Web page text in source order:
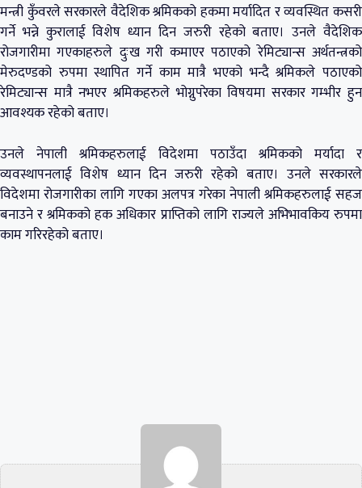
मन्त्री कुँवरले सरकारले वैदेशिक श्रमिकको हकमा मर्यादित र व्यवस्थित कसरी
गर्ने भन्ने कुरालाई विशेष ध्यान दिन जरुरी रहेको बताए। उनले वैदेशिक
रोजगारीमा गएकाहरुले दुःख गरी कमाएर पठाएको रेमिट्यान्स अर्थतन्त्रको
मेरुदण्डको रुपमा स्थापित गर्ने काम मात्रै भएको भन्दै श्रमिकले पठाएको
रेमिट्यान्स मात्रै नभएर श्रमिकहरुले भोग्नुपरेका विषयमा सरकार गम्भीर हुन
आवश्यक रहेको बताए।
उनले नेपाली श्रमिकहरुलाई विदेशमा पठाउँदा श्रमिकको मर्यादा र
व्यवस्थापनलाई विशेष ध्यान दिन जरुरी रहेको बताए। उनले सरकारले
विदेशमा रोजगारीका लागि गएका अलपत्र गरेका नेपाली श्रमिकहरुलाई सहज
बनाउने र श्रमिकको हक अधिकार प्राप्तिको लागि राज्यले अभिभावकिय रुपमा
काम गरिरहेको बताए।